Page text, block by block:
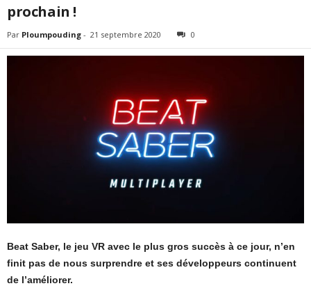
prochain !
Par Ploumpouding - 21 septembre 2020 0
Beat Saber, le jeu VR avec le plus gros succès à ce jour, n’en
finit pas de nous surprendre et ses développeurs continuent
de l’améliorer.